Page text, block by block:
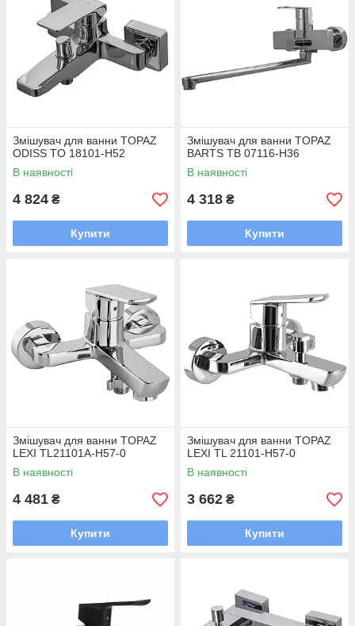
Змішувач для ванни TOPAZ
ODISS TO 18101-H52
В наявності
4 824 ₴
Купити
Змішувач для ванни TOPAZ
BARTS TB 07116-H36
В наявності
4 318 ₴
Купити
Змішувач для ванни TOPAZ
LEXI TL21101A-H57-0
В наявності
4 481 ₴
Купити
Змішувач для ванни TOPAZ
LEXI TL 21101-H57-0
В наявності
3 662 ₴
Купити